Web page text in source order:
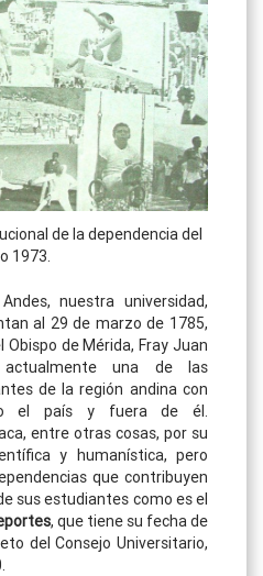
de la dependencia del
1973.
nuestra universidad,
al 29 de marzo de 1785,
de Mérida, Fray Juan
una de las
de la región andina con
el país y fuera de él.
entre otras cosas, por su
y humanística, pero
que contribuyen
sus estudiantes como es el
, que tiene su fecha de
del Consejo Universitario,